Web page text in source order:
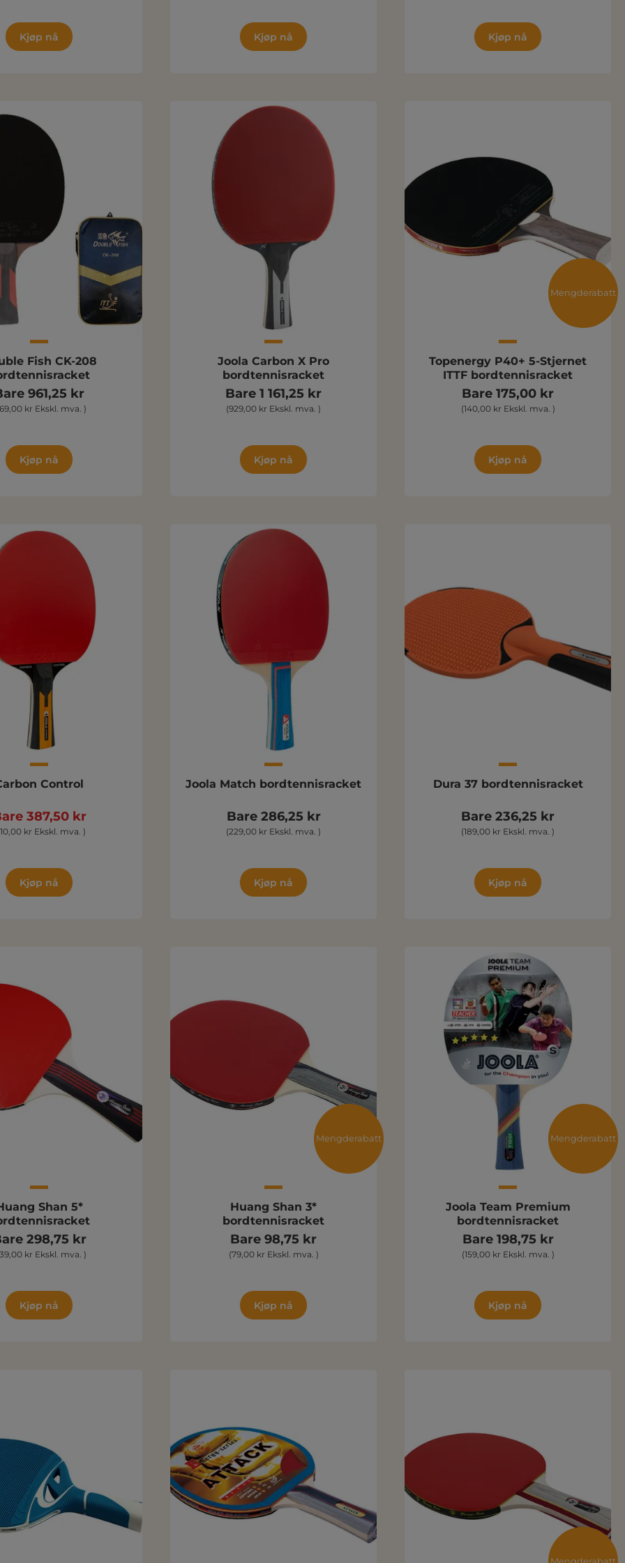
Kjøp nå Kjøp nå Kjøp nå
Fish CK-208
961,25 kr
kr Ekskl. mva. )
Kjøp nå
Joola Carbon X Pro
bordtennisracket
Bare 1 161,25 kr
(929,00 kr Ekskl. mva. )
Kjøp nå
Mengderabatt
Topenergy P40+ 5-Stjernet
ITTF bordtennisracket
Bare 175,00 kr
(140,00 kr Ekskl. mva. )
Kjøp nå
Control
387,50 kr
kr Ekskl. mva. )
Kjøp nå
Joola Match bordtennisracket
Bare 286,25 kr
(229,00 kr Ekskl. mva. )
Kjøp nå
Dura 37 bordtennisracket
Bare 236,25 kr
(189,00 kr Ekskl. mva. )
Kjøp nå
Shan 5*
298,75 kr
kr Ekskl. mva. )
Kjøp nå
Mengderabatt
Huang Shan 3*
bordtennisracket
Bare 98,75 kr
(79,00 kr Ekskl. mva. )
Kjøp nå
Mengderabatt
Joola Team Premium
bordtennisracket
Bare 198,75 kr
(159,00 kr Ekskl. mva. )
Kjøp nå
Mengderabatt